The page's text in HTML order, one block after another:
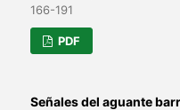
166-191
PDF
Señales del aguante